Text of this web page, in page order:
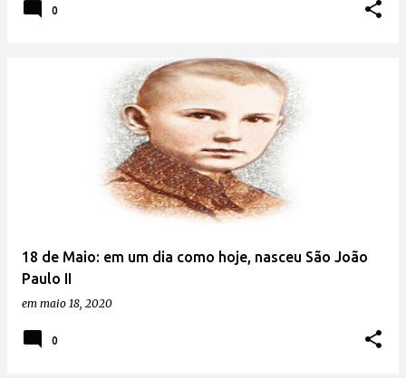
0
18 de Maio: em um dia como hoje, nasceu São João
Paulo II
em maio 18, 2020
0